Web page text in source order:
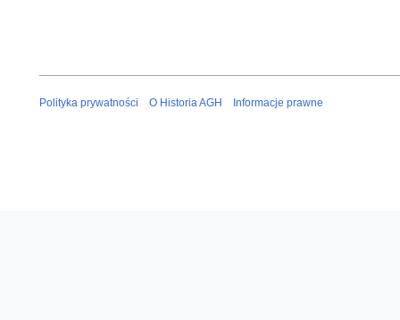
Polityka prywatności O Historia AGH Informacje prawne